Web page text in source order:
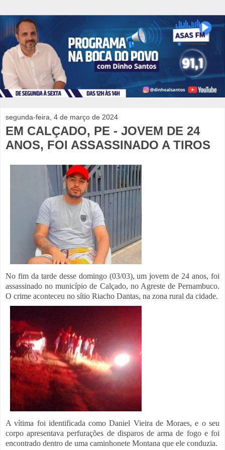
segunda-feira, 4 de março de 2024
EM CALÇADO, PE - JOVEM DE 24
ANOS, FOI ASSASSINADO A TIROS
No fim da tarde desse domingo (03/03), um jovem de 24 anos, foi
assassinado no município de Calçado, no Agreste de Pernambuco.
O crime aconteceu no sítio Riacho Dantas, na zona rural da cidade.
A vítima foi identificada como Daniel Vieira de Moraes, e o seu
corpo apresentava perfurações de disparos de arma de fogo e foi
encontrado dentro de uma caminhonete Montana que ele conduzia.